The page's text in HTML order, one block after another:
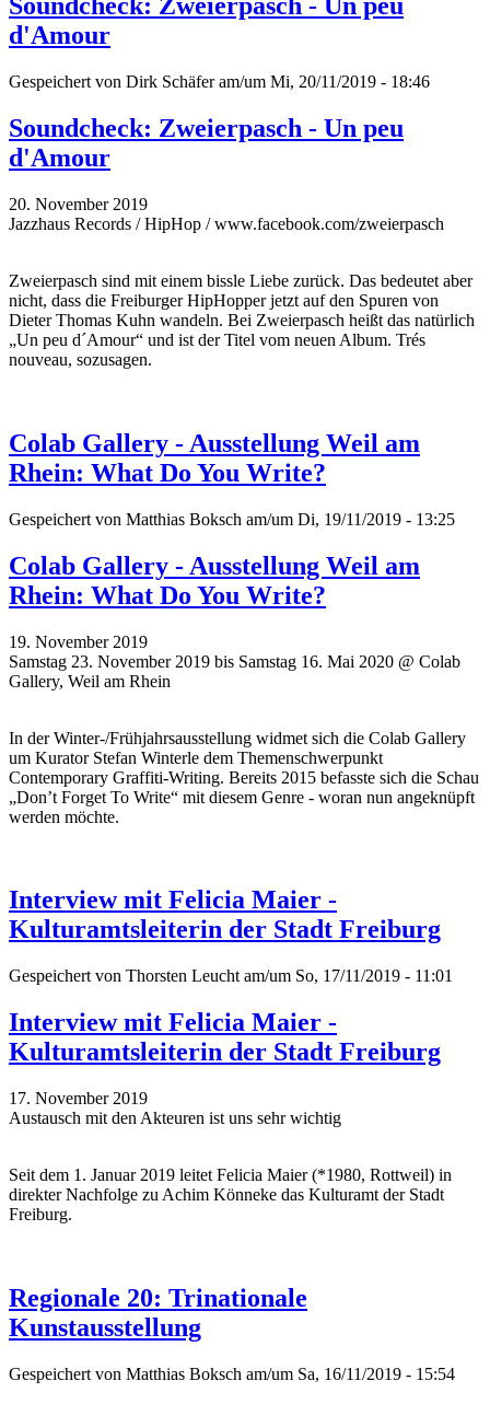
Soundcheck: Zweierpasch - Un peu
d'Amour
Gespeichert von Dirk Schäferam/um Mi, 20/11/2019 - 18:46
Soundcheck: Zweierpasch - Un peu
d'Amour
20. November 2019
Jazzhaus Records / HipHop / www.facebook.com/zweierpasch
Zweierpasch sind mit einem bissle Liebe zurück. Das bedeutet aber
nicht, dass die Freiburger HipHopper jetzt auf den Spuren von
Dieter Thomas Kuhn wandeln. Bei Zweierpasch heißt das natürlich
„Un peu d´Amour“ und ist der Titel vom neuen Album. Trés
nouveau, sozusagen.
Colab Gallery - Ausstellung Weil am
Rhein: What Do You Write?
Gespeichert von Matthias Boksch am/um Di, 19/11/2019 - 13:25
Colab Gallery - Ausstellung Weil am
Rhein: What Do You Write?
19. November 2019
Samstag 23. November 2019 bis Samstag 16. Mai 2020 @ Colab
Gallery, Weil am Rhein
In der Winter-/Frühjahrsausstellung widmet sich die Colab Gallery
um Kurator Stefan Winterle dem Themenschwerpunkt
Contemporary Graffiti-Writing. Bereits 2015 befasste sich die Schau
„Don’t Forget To Write“ mit diesem Genre - woran nun angeknüpft
werden möchte.
Interview mit Felicia Maier -
Kulturamtsleiterin der Stadt Freiburg
Gespeichert von Thorsten Leucht am/um So, 17/11/2019 - 11:01
Interview mit Felicia Maier -
Kulturamtsleiterin der Stadt Freiburg
17. November 2019
Austausch mit den Akteuren ist uns sehr wichtig
Seit dem 1. Januar 2019 leitet Felicia Maier (*1980, Rottweil) in
direkter Nachfolge zu Achim Könneke das Kulturamt der Stadt
Freiburg.
Regionale 20: Trinationale
Kunstausstellung
Gespeichert von Matthias Boksch am/um Sa, 16/11/2019 - 15:54